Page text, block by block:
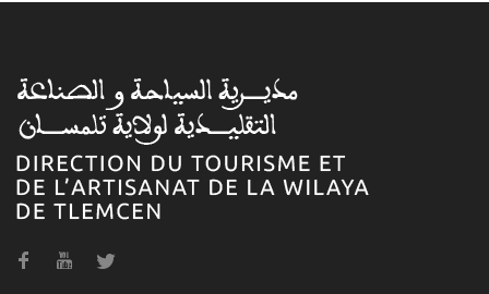
الصناعة التقليدية بتلمسان